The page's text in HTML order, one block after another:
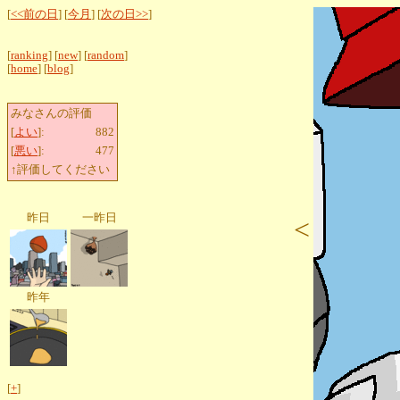
[<<前の日 ] [今月 ] [次の日>>]
[ranking] [new] [random]
[home] [blog]
みなさんの評価
[よい]:
882
[悪い]:
477
↑評価してください
昨日 一昨日
昨年
[+]
<